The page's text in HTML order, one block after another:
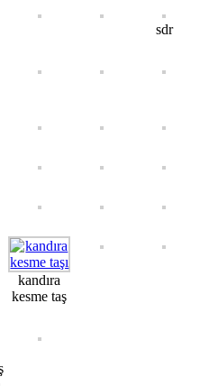
sdr
kandıra
kesme taş